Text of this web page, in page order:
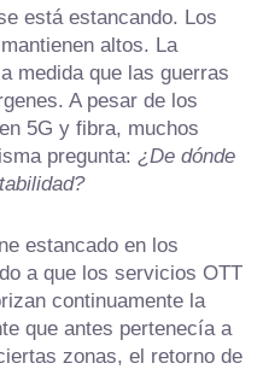
está estancando. Los
altos. La
medida que las guerras
A pesar de los
5G y fibra, muchos
pregunta: ¿De dónde
estancado en los
a que los servicios OTT
continuamente la
que antes pertenecía a
zonas, el retorno de